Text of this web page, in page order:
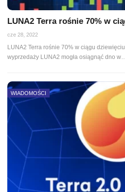
LUNA2 Terra rośnie 70% w
cze 28, 2022
LUNA2 Terra rośnie 70% w ciągu
wyprzedaży LUNA2 mogła osiągnąć dno w
WIADOMOŚCI